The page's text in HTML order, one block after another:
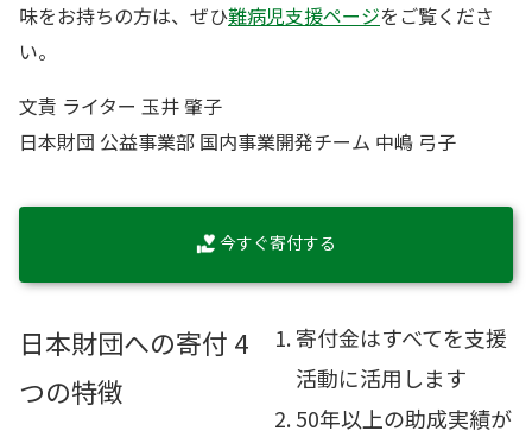
味をお持ちの方は、ぜひ難病児支援ページをご覧くださ
い。
文責 ライター 玉井 肇子
日本財団 公益事業部 国内事業開発チーム 中嶋 弓子
今すぐ寄付する
日本財団への寄付 4
つの特徴
寄付金はすべてを支援
活動に活用します
50年以上の助成実績が